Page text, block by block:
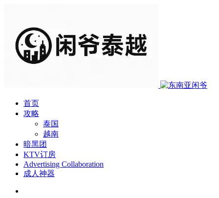
首页
攻略
泰国
越南
暗黑团
KTV订房
Advertising Collaboration
成人神器